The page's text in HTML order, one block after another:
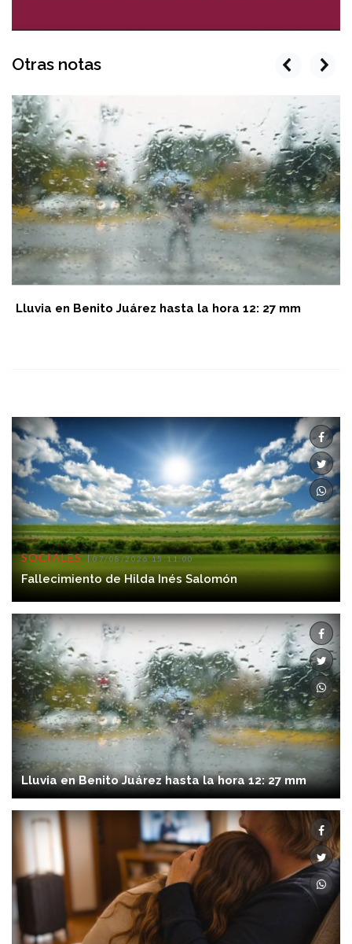
Otras notas
Lluvia en Benito Juárez hasta la hora 12: 27 mm
prev next
SOCIALES 07/08/2026 15:11:00
Fallecimiento de Hilda Inés Salomón
Lluvia en Benito Juárez hasta la hora 12: 27 mm